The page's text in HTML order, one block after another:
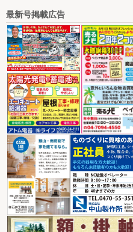
最新号掲載広告